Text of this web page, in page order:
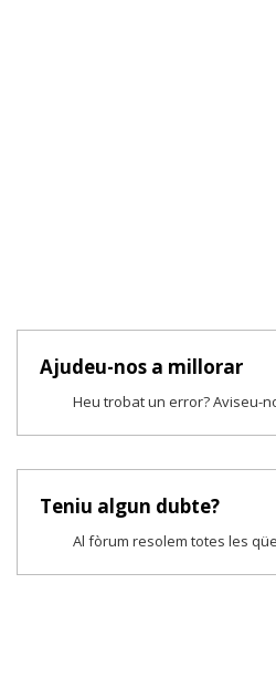
Ajudeu-nos a millorar
Heu trobat un error? Aviseu-
Teniu algun dubte?
Al fòrum resolem totes les